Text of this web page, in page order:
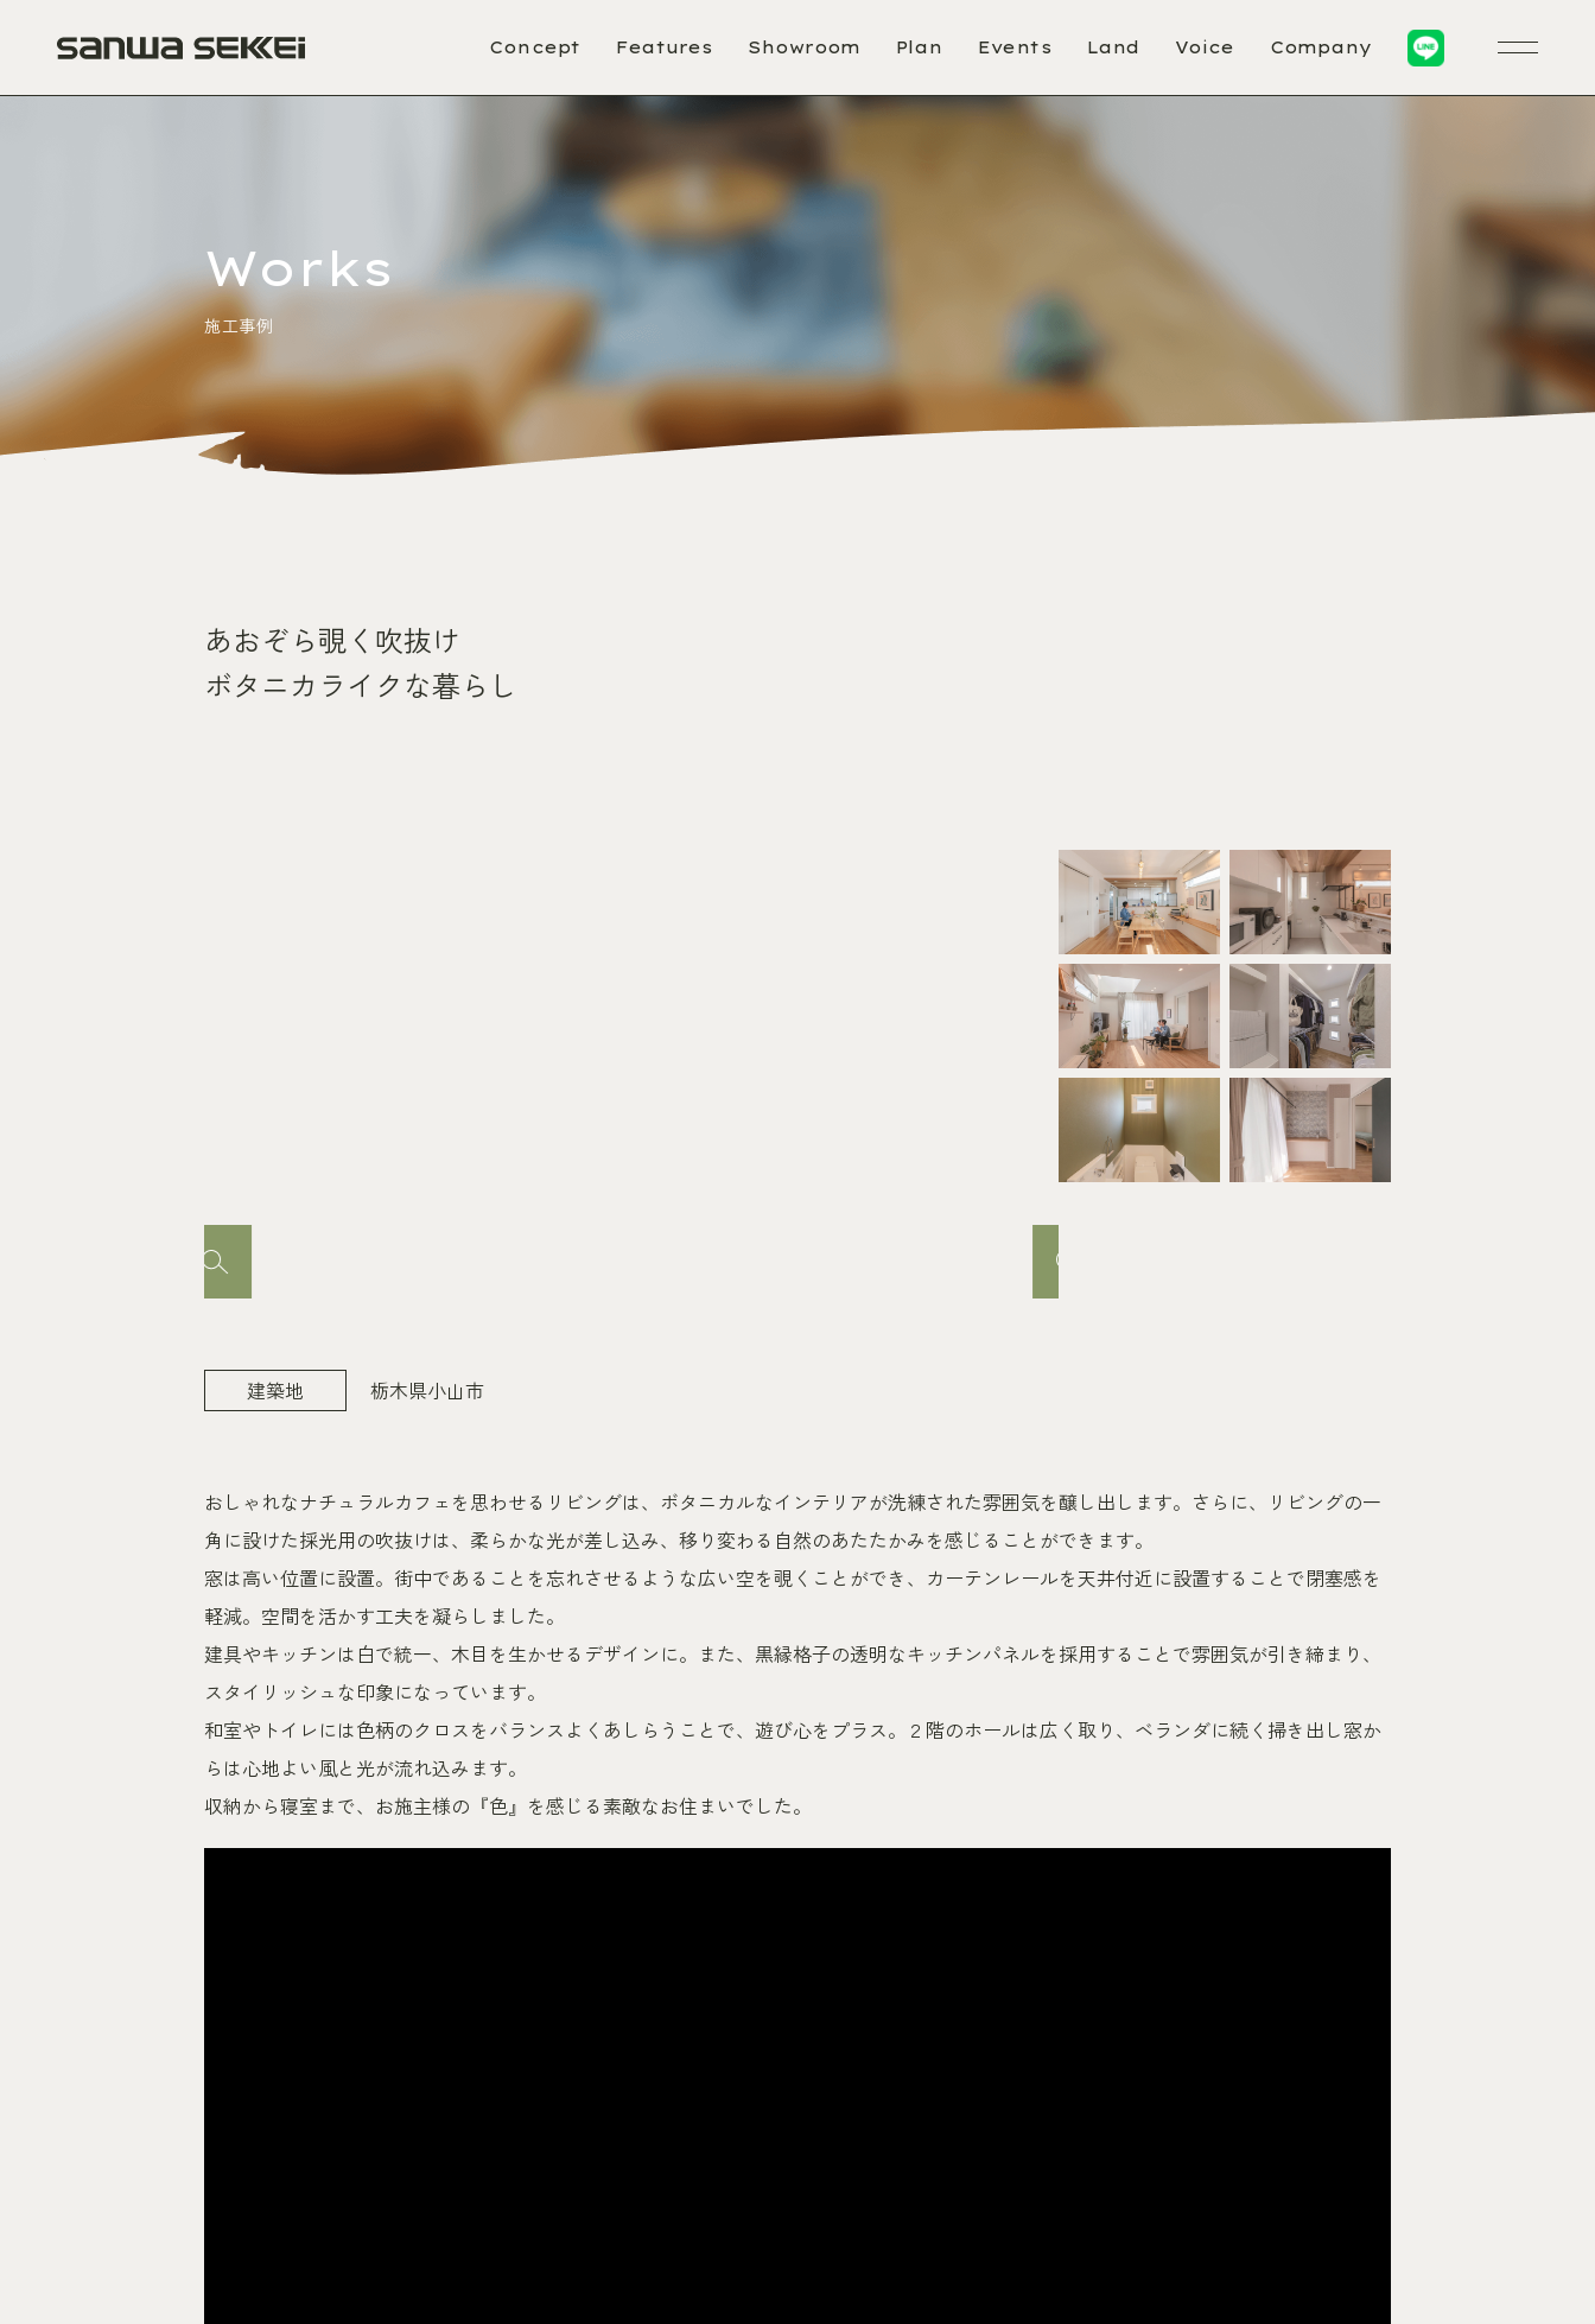
Concept Features Showroom Plan Events Land Voice Company
Works
施工事例
あおぞら覗く吹抜け
ボタニカライクな暮らし
建築地 栃木県小山市
おしゃれなナチュラルカフェを思わせるリビングは、ボタニカルなインテリアが洗練された雰囲気を醸し出します。さらに、リビングの一
角に設けた採光用の吹抜けは、柔らかな光が差し込み、移り変わる自然のあたたかみを感じることができます。
窓は高い位置に設置。街中であることを忘れさせるような広い空を覗くことができ、カーテンレールを天井付近に設置することで閉塞感を
軽減。空間を活かす工夫を凝らしました。
建具やキッチンは白で統一、木目を生かせるデザインに。また、黒縁格子の透明なキッチンパネルを採用することで雰囲気が引き締まり、
スタイリッシュな印象になっています。
和室やトイレには色柄のクロスをバランスよくあしらうことで、遊び心をプラス。２階のホールは広く取り、ベランダに続く掃き出し窓か
らは心地よい風と光が流れ込みます。
収納から寝室まで、お施主様の『色』を感じる素敵なお住まいでした。